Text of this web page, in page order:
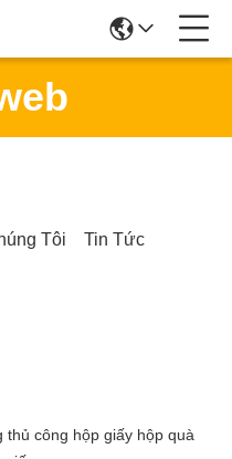
Tôi
Tin Tức
công hộp giấy hộp quà